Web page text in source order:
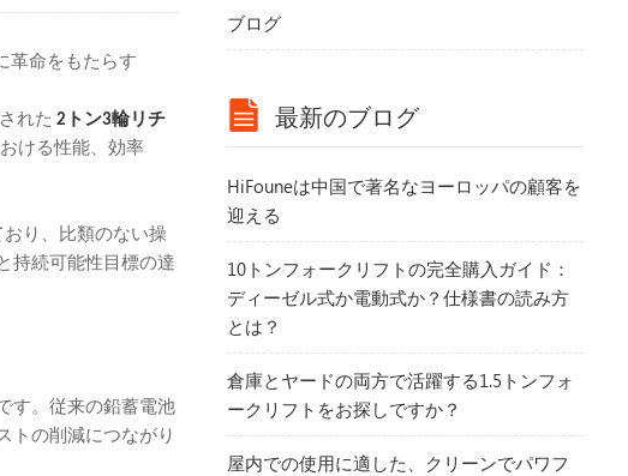
革命をもたらす
れた 2トン3輪リチ
ける性能、効率
り、比類のない操
持続可能性目標の達
す。従来の鉛蓄電池
トの削減につながり
ブログ
最新のブログ
HiFouneは中国で著名なヨーロッパの顧客を
迎える
10トンフォークリフトの完全購入ガイド：
ディーゼル式か電動式か？仕様書の読み方
とは？
倉庫とヤードの両方で活躍する1.5トンフォ
ークリフトをお探しですか？
屋内での使用に適した、クリーンでパワフ